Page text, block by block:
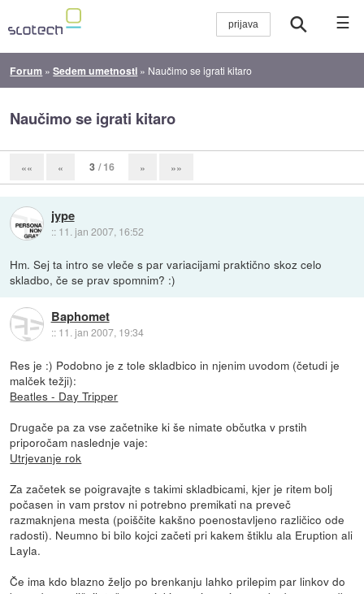
☰
Forum »Sedem umetnosti » Naučimo se igrati kitaro
Naučimo se igrati kitaro
«« « 3 / 16 » »»
jype
:: 11. jan 2007, 16:52
Hm. Sej ta intro se vleče s par variacijami praktično skoz celo
skladbo, če se prav spomnim? :)
Baphomet
:: 11. jan 2007, 19:34
Res je :) Podobno je z tole skladbico in njenim uvodom (četudi je
malček težji):
Beatles - Day Tripper
Drugače pa za vse začetnike ki še nimate občutka v prstih
priporočam naslednje vaje:
Utrjevanje rok
Za začetek se poigravajte s takimi skladbicami, kjer je ritem bolj
počasen in vam prstov ni potrebno premikati na preveč
razmaknjena mesta (poiščite kakšno poenostavljeno različico ode
radosti). Neumno bi bilo kojci začeti pri kakem štiklu ala Eruption ali
Layla.
Če ima kdo blazno željo po brenkanju lahko prilepim par linkov do